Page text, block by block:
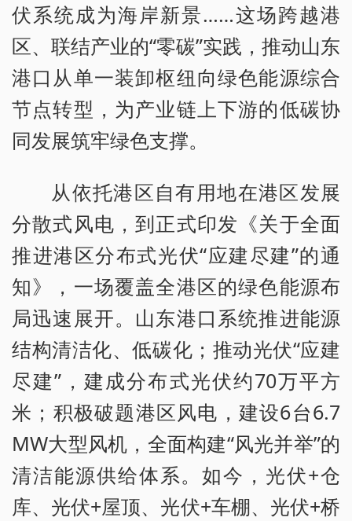
伏系统成为海岸新景……这场跨越港
区、联结产业的“零碳”实践，推动山东
港口从单一装卸枢纽向绿色能源综合
节点转型，为产业链上下游的低碳协
同发展筑牢绿色支撑。
从依托港区自有用地在港区发展
分散式风电，到正式印发《关于全面
推进港区分布式光伏“应建尽建”的通
知》，一场覆盖全港区的绿色能源布
局迅速展开。山东港口系统推进能源
结构清洁化、低碳化；推动光伏“应建
尽建”，建成分布式光伏约70万平方
米；积极破题港区风电，建设6台6.7
MW大型风机，全面构建“风光并举”的
清洁能源供给体系。如今，光伏+仓
库、光伏+屋顶、光伏+车棚、光伏+桥